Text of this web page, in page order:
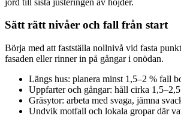
Sätt rätt nivåer och fall från start
Börja med att fastställa nollnivå vid fasta
fasaden eller rinner in på gångar i onödan.
Längs hus: planera minst 1,5–2 % fall
Uppfarter och gångar: håll cirka
Gräsytor: arbeta med svaga, jämna
Undvik motfall och lokala gropar där